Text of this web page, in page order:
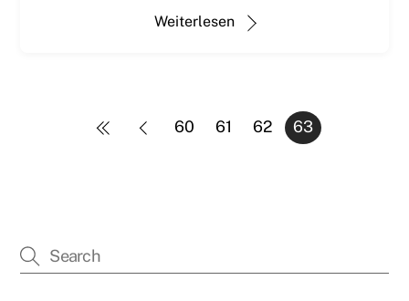
Weiterlesen
60 61 62 63